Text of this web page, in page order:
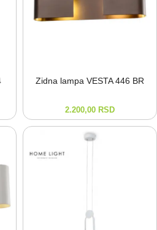
Zidna lampa VESTA 446 BR
2.200,00 RSD